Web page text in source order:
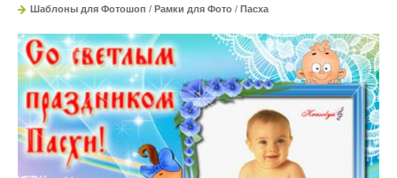
Шаблоны для Фотошоп / Рамки для Фото / Пасха